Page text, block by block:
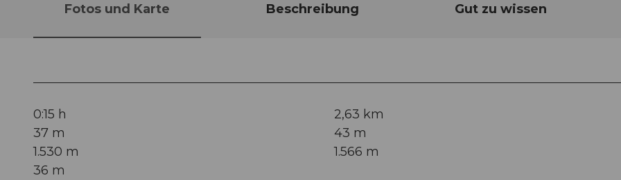
Fotos und Karte Beschreibung Gut zu wissen
0:15 h
2,63 km
37 m
43 m
1.530 m
1.566 m
36 m